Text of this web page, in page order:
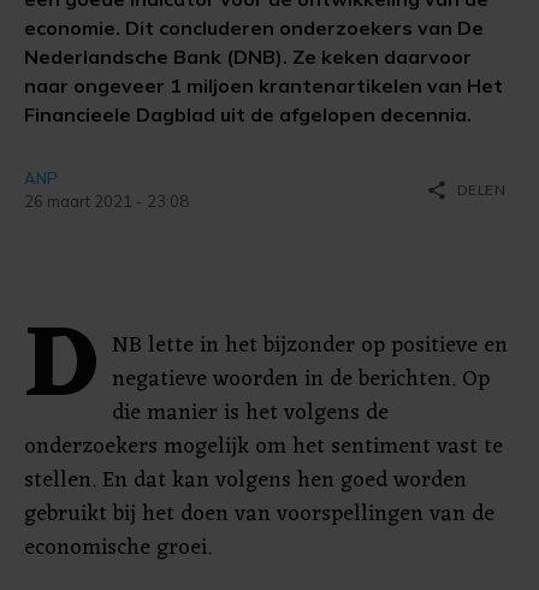
economie. Dit concluderen onderzoekers van De
Nederlandsche Bank (DNB). Ze keken daarvoor
naar ongeveer 1 miljoen krantenartikelen van Het
Financieele Dagblad uit de afgelopen decennia.
ANP
26 maart 2021 - 23:08
share DELEN
D NB lette in het bijzonder op positieve en
negatieve woorden in de berichten. Op
die manier is het volgens de
onderzoekers mogelijk om het sentiment vast te
stellen. En dat kan volgens hen goed worden
gebruikt bij het doen van voorspellingen van de
economische groei.